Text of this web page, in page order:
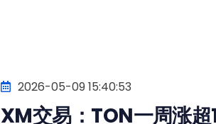
2026-05-09 15:40:53
XM交易：TON一周涨